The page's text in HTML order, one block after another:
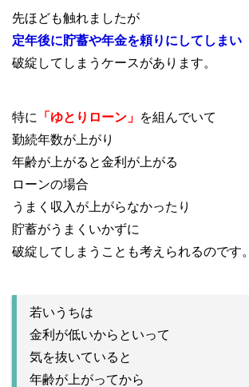
先ほども触れましたが
定年後に貯蓄や年金を頼りにしてしまい
破綻してしまうケースがあります。
特に 「ゆとりローン」 を組んでいて
勤続年数が上がり
年齢が上がると金利が上がる
ローンの場合
うまく収入が上がらなかったり
貯蓄がうまくいかずに
破綻してしまうことも考えられるのです。
若いうちは
金利が低いからといって
気を抜いていると
年齢が上がってから